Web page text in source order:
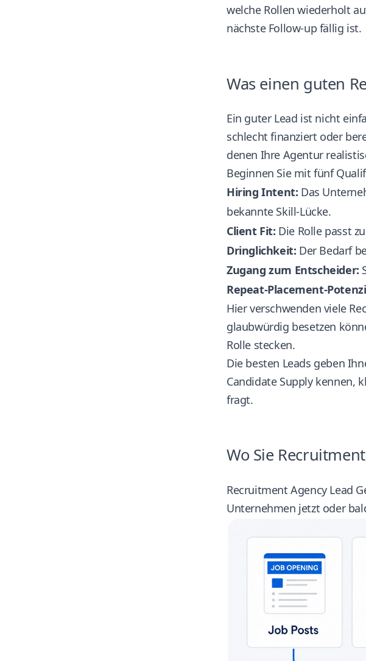
welche Rollen wiederholt
nächste Follow-up fällig ist.
Was einen guten
Ein guter Lead ist nicht
schlecht finanziert oder
denen Ihre Agentur
Beginnen Sie mit fünf
Hiring Intent: Das
bekannte Skill-Lücke.
Client Fit: Die Rolle passt
Dringlichkeit: Der Bedarf
Zugang zum Entscheider:
Repeat-Placement-
Hier verschwenden viele
glaubwürdig besetzen
Rolle stecken.
Die besten Leads geben
Candidate Supply kennen,
fragt.
Wo Sie
Recruitment Agency Lead
Unternehmen jetzt oder